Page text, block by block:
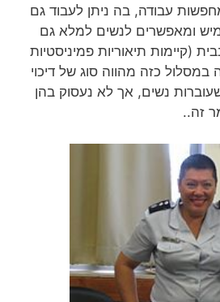
עבודה, בה ניתן לעבוד גם
ומאפשרים לנשים למלא גם
(קיימות תיאוריות פמיניסטיות
כזה מהווה סוג של דיכוי
נשים, אך לא נעסוק בהן